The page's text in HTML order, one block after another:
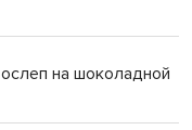
на шоколадной